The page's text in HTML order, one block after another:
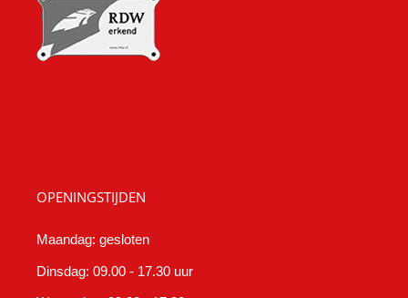
OPENINGSTIJDEN
Maandag: gesloten
Dinsdag: 09.00 - 17.30 uur